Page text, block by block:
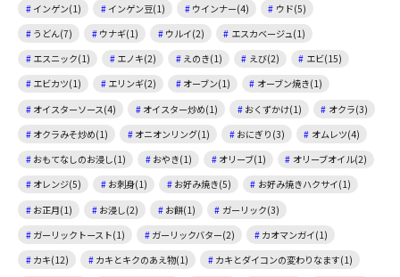
インゲン(1)
インゲン豆(1) ウインナー(4)
ウド(5)
うどん(7)
ウナギ(1) ウルイ(2)
エスカベージュ(1)
エスニック(1)
エノキ(2) えのき(1) えび(2)
エビ(15)
エビカツ(1)
エリンギ(2) オーブン(1)
オーブン焼き(1)
オイスターソース(4)
オイスター炒め(1) おくずかけ(1)
オクラ(3)
オクラみそ炒め(1)
オニオンリング(1) おにぎり(3)
オムレツ(4)
おもてなしのお浸し(1)
おやき(1) オリーブ(1)
オリーブオイル(2)
オレンジ(5)
お刺身(1) お好み焼き(5)
お好み焼きハクサイ(1)
お正月(1)
お浸し(2) お餅(1)
ガーリック(3)
ガーリックトースト(1)
ガーリックバター(2)
カオマンガイ(1)
カキ(12)
カキとキクのあえ物(1)
カキとダイコンの変わりなます(1)